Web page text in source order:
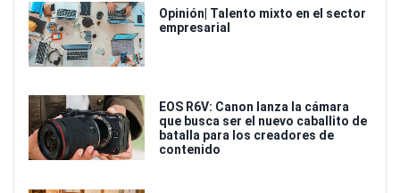
Opinión| Talento mixto en el sector
empresarial
EOS R6V: Canon lanza la cámara
que busca ser el nuevo caballito de
batalla para los creadores de
contenido